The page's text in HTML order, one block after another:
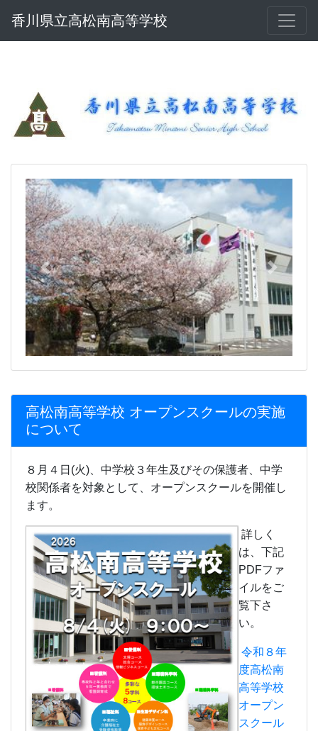
香川県立高松南高等学校
Previous Next
高松南高等学校 オープンスクールの実施
について
８月４日(火)、中学校３年生及びその保護者、中学
校関係者を対象として、オープンスクールを開催し
ます。
詳しく
は、下記
PDFファ
イルをご
覧下さ
い。
令和８年
度高松南
高等学校
オープン
スクール